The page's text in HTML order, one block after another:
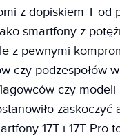
z dopiskiem T od
smartfony z
z pewnymi
czy podzespołów
czy
zaskoczyć
17T i 17T Pro